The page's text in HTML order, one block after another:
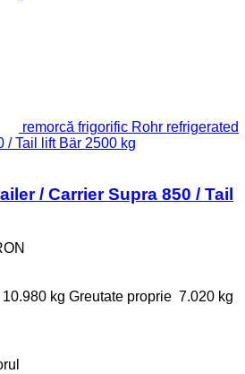
remorcă frigorific Rohr refrigerated
/ Tail lift Bär 2500 kg
/ Carrier Supra 850 / Tail
10.980 kg Greutate proprie 7.020 kg